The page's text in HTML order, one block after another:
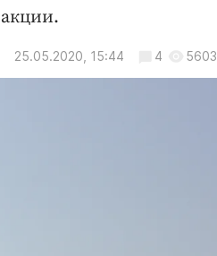
25.05.2020, 15:44 4 5603